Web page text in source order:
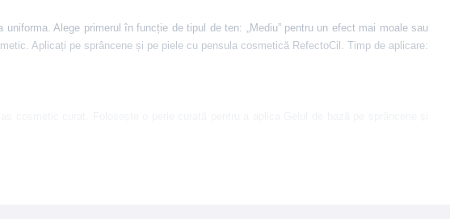
uniforma. Alege primerul în funcție de tipul de ten: „Mediu” pentru un efect mai moale sau
Aplicați pe sprâncene și pe piele cu pensula cosmetică RefectoCil.
Timp de aplicare: